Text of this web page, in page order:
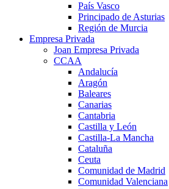
País Vasco
Principado de Asturias
Región de Murcia
Empresa Privada
Joan Empresa Privada
CCAA
Andalucía
Aragón
Baleares
Canarias
Cantabria
Castilla y León
Castilla-La Mancha
Cataluña
Ceuta
Comunidad de Madrid
Comunidad Valenciana